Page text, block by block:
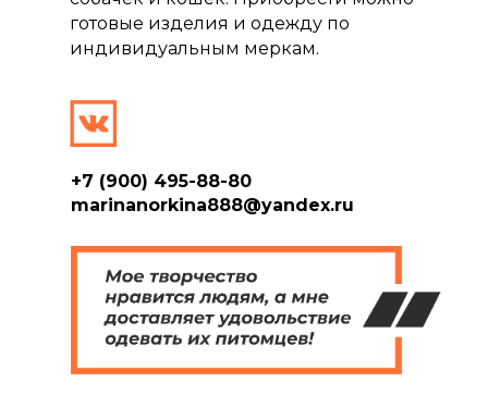
готовые изделия и одежду по
индивидуальным меркам.
+7 (900) 495-88-80
marinanorkina888@yandex.ru